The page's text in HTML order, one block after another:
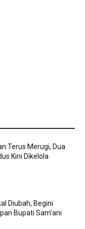
Terus Merugi, Dua
Kini Dikelola
Diubah, Begini
Bupati Sam’ani